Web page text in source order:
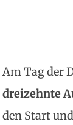
Am Tag der
dreizehnte
den Start